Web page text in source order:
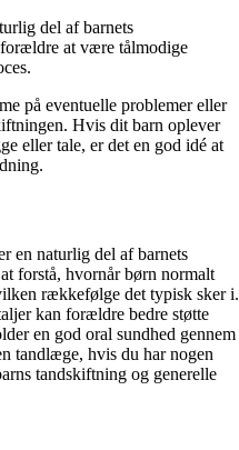
del af barnets
at være tålmodige
på eventuelle problemer eller
Hvis dit barn oplever
eller tale, er det en god idé at
en naturlig del af barnets
forstå, hvornår børn normalt
rækkefølge det typisk sker i.
kan forældre bedre støtte
en god oral sundhed gennem
tandlæge, hvis du har nogen
tandskiftning og generelle